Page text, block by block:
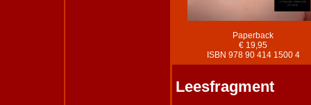
Paperback
€ 19,95
ISBN 978 90 414 1500 4
Leesfragment